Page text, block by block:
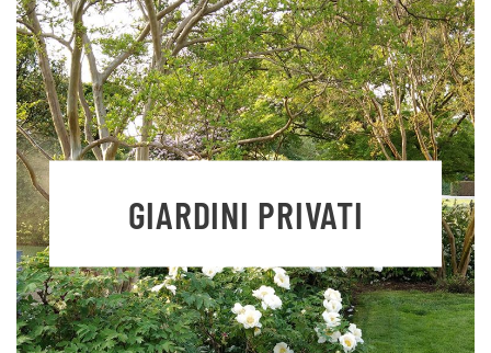
GIARDINI PRIVATI